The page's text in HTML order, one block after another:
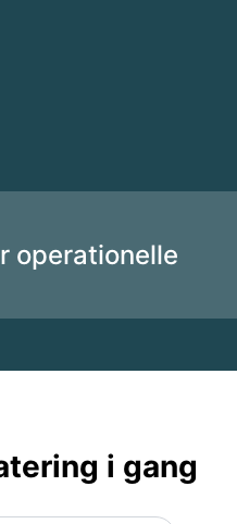
operationelle
i gang